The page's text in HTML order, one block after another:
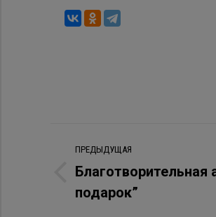
по
записям
ПРЕДЫДУЩАЯ
Предыдущая
запись:
подарок”